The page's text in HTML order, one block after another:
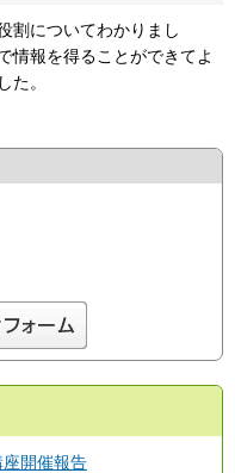
割についてわかりまし
情報を得ることができてよ
た。
開催報告